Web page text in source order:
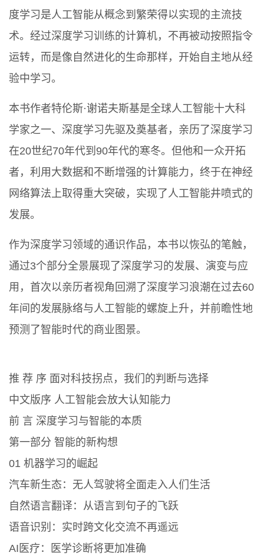
度学习是人工智能从概念到繁荣得以实现的主流技
术。经过深度学习训练的计算机，不再被动按照指令
运转，而是像自然进化的生命那样，开始自主地从经
验中学习。
本书作者特伦斯·谢诺夫斯基是全球人工智能十大科
学家之一、深度学习先驱及奠基者，亲历了深度学习
在20世纪70年代到90年代的寒冬。但他和一众开拓
者，利用大数据和不断增强的计算能力，终于在神经
网络算法上取得重大突破，实现了人工智能井喷式的
发展。
作为深度学习领域的通识作品，本书以恢弘的笔触，
通过3个部分全景展现了深度学习的发展、演变与应
用，首次以亲历者视角回溯了深度学习浪潮在过去60
年间的发展脉络与人工智能的螺旋上升，并前瞻性地
预测了智能时代的商业图景。
推 荐 序 面对科技拐点，我们的判断与选择
中文版序 人工智能会放大认知能力
前 言 深度学习与智能的本质
第一部分 智能的新构想
01 机器学习的崛起
汽车新生态：无人驾驶将全面走入人们生活
自然语言翻译：从语言到句子的飞跃
语音识别：实时跨文化交流不再遥远
AI医疗：医学诊断将更加准确